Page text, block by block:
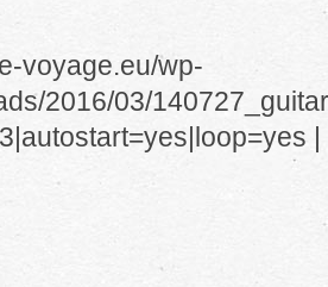
voyage.eu/wp-
2016/03/